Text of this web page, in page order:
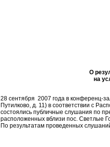
О
на
28 сентября 2007 года в конференц-
Путилково, д. 11) в соответствии с
состоялись публичные слушания по
расположенных вблизи пос.
По результатам проведенных